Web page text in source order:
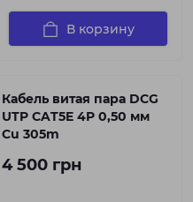
В корзину
Кабель витая пара DCG
UTP CAT5E 4P 0,50 мм
Cu 305m
4 500 грн